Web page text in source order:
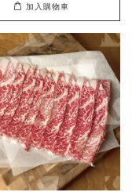
加入購物車